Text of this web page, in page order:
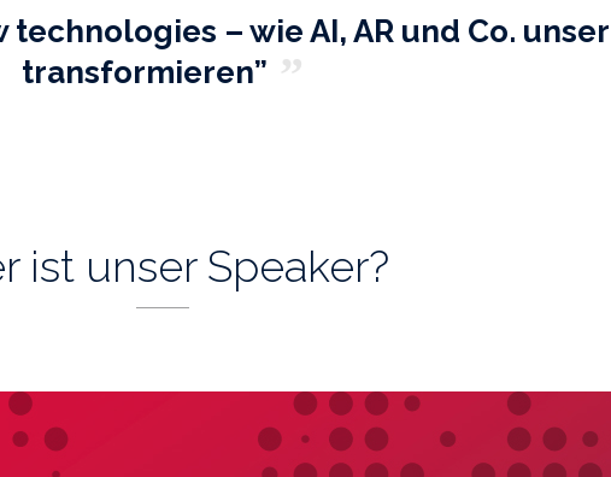
– wie AI, AR und Co.
transformieren”
ist unser Speaker?